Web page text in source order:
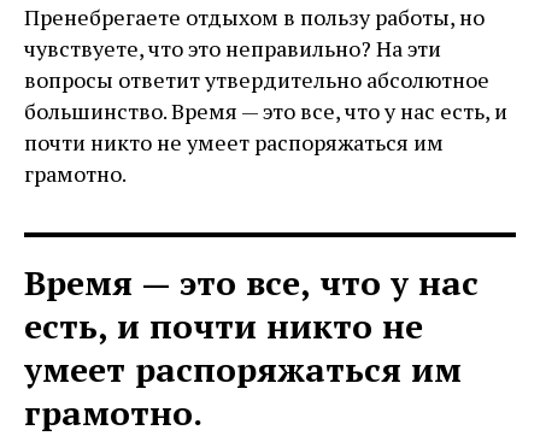
Пренебрегаете отдыхом в пользу работы, но
чувствуете, что это неправильно? На эти
вопросы ответит утвердительно абсолютное
большинство. Время — это все, что у нас есть, и
почти никто не умеет распоряжаться им
грамотно.
Время — это все, что у нас
есть, и почти никто не
умеет распоряжаться им
грамотно.